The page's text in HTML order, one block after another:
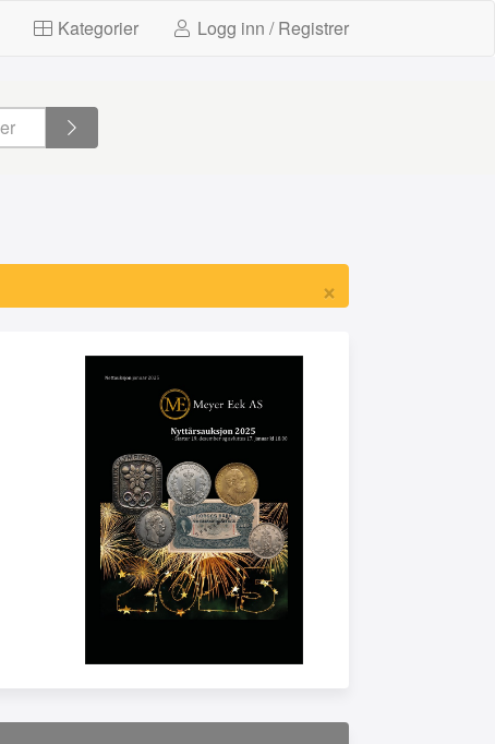
Kategorier Logg inn / Registrer
×